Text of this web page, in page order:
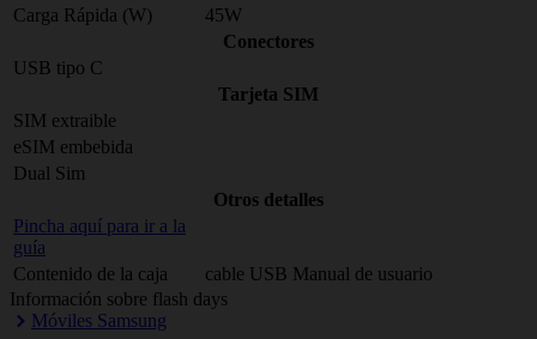
Carga Rápida (W)
45W
Conectores
USB tipo C
Tarjeta SIM
SIM extraible
eSIM embebida
Dual Sim
Otros detalles
Pincha aquí para ir a la
guía
Contenido de la caja
cable USB Manual de usuario
Información sobre flash days
Móviles Samsung